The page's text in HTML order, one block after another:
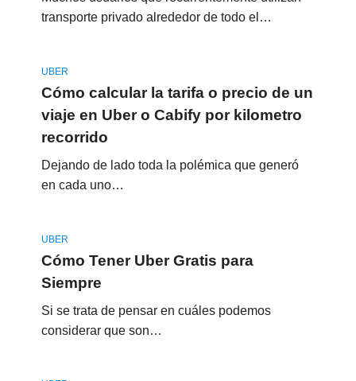
transporte privado alrededor de todo el…
UBER
Cómo calcular la tarifa o precio de un
viaje en Uber o Cabify por kilometro
recorrido
Dejando de lado toda la polémica que generó
en cada uno…
UBER
Cómo Tener Uber Gratis para
Siempre
Si se trata de pensar en cuáles podemos
considerar que son…